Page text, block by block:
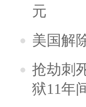
元
美国解
抢劫刺
狱11年